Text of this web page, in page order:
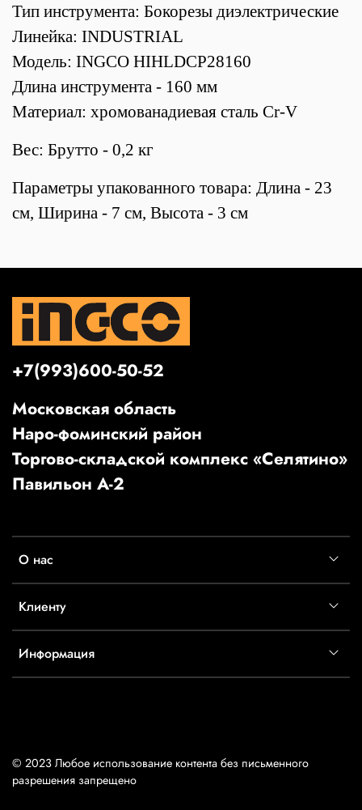
Тип инструмента: Бокорезы диэлектрические
Линейка: INDUSTRIAL
Модель: INGCO HIHLDCP28160
Длина инструмента - 160 мм
Материал: хромованадиевая сталь Cr-V
Вес: Брутто - 0,2 кг
Параметры упакованного товара: Длина - 23
см, Ширина - 7 см, Высота - 3 см
О нас
Клиенту
Информация
+7(993)600-50-52
Московская область
Наро-фоминский район
Торгово-складской комплекс «Селятино»
Павильон А-2
© 2023 Любое использование контента без письменного
разрешения запрещено